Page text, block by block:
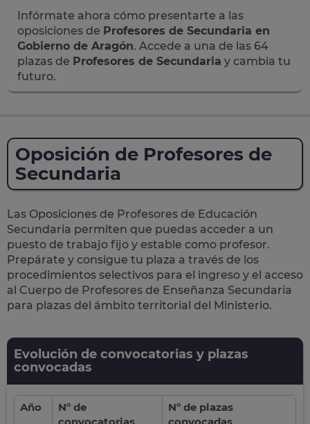
Infórmate ahora cómo presentarte a las
oposiciones de Profesores de Secundaria en
Gobierno de Aragón. Accede a una de las 64
plazas de Profesores de Secundaria y cambia tu
futuro.
Oposición de Profesores de
Secundaria
Las Oposiciones de Profesores de Educación
Secundaria permiten que puedas acceder a un
puesto de trabajo fijo y estable como profesor.
Prepárate y consigue tu plaza a través de los
procedimientos selectivos para el ingreso y el acceso
al Cuerpo de Profesores de Enseñanza Secundaria
para plazas del ámbito territorial del Ministerio.
Evolución de convocatorias y plazas
convocadas
Año
Nº de
Nº de plazas